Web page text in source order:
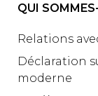
QUI
Relations
Déclaration
moderne